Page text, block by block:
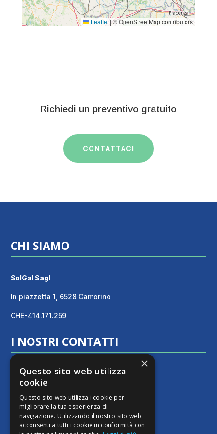
Leaflet|© OpenStreetMap contributors
Richiedi un preventivo gratuito
CONTATTACI
CHI SIAMO
SolGal Sagl
In piazzetta 1, 6528 Camorino
CHE-414.171.259
I NOSTRI CONTATTI
Email:
info@solgal.ch
Telefono:
+41 77 529 63 33
×
Questo sito web utilizza
cookie
Questo sito web utilizza i cookie per
migliorare la tua esperienza di
navigazione. Utilizzando il nostro sito web
acconsenti a tutti i cookie in conformità con